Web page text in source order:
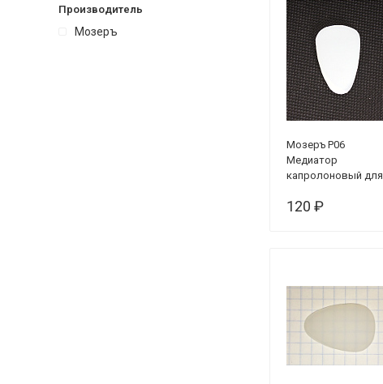
Производитель
Мозеръ
Мозеръ P06
Медиатор
капролоновый для
120 ₽